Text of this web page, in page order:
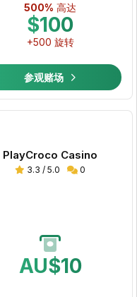
500% 高达
$100
+500 旋转
参观赌场
PlayCroco Casino
3.3 / 5.0 0
AU$10